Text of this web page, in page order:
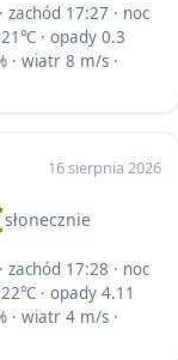
zachód 17:27 · noc
· opady 0.3
· wiatr 8 m/s ·
16 sierpnia 2026
słonecznie
zachód 17:28 · noc
· opady 4.11
· wiatr 4 m/s ·